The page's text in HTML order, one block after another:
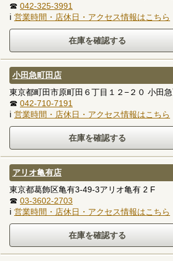
☎ 042-325-3991
ℹ 営業時間・店休日・アクセス情報はこちら
小田急町田店
東京都町田市原町田６丁目１２−２０ 小田
☎ 042-710-7191
ℹ 営業時間・店休日・アクセス情報はこちら
アリオ亀有店
東京都葛飾区亀有3-49-3アリオ亀有 2 F
☎ 03-3602-2703
ℹ 営業時間・店休日・アクセス情報はこちら